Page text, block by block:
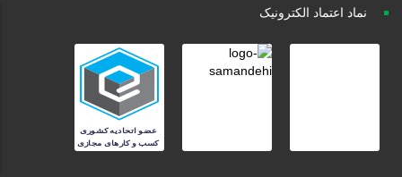
نماد اعتماد الکترونیک